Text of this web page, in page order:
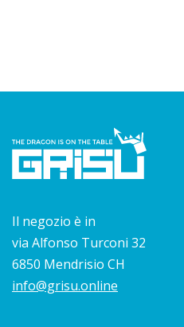
Il negozio è in
via Alfonso Turconi 32
6850 Mendrisio CH
info@grisu.online